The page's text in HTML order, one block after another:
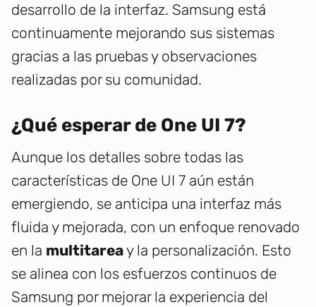
desarrollo de la interfaz. Samsung está
continuamente mejorando sus sistemas
gracias a las pruebas y observaciones
realizadas por su comunidad.
¿Qué esperar de One UI 7?
Aunque los detalles sobre todas las
características de One UI 7 aún están
emergiendo, se anticipa una interfaz más
fluida y mejorada, con un enfoque renovado
en la multitareay la personalización. Esto
se alinea con los esfuerzos continuos de
Samsung por mejorar la experiencia del